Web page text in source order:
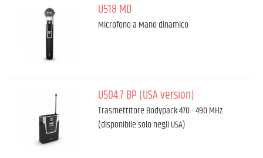
U518 MD
Microfono a Mano dinamico
U504.7 BP (USA version)
Trasmettitore Bodypack 470 - 490 MHz
(disponibile solo negli USA)